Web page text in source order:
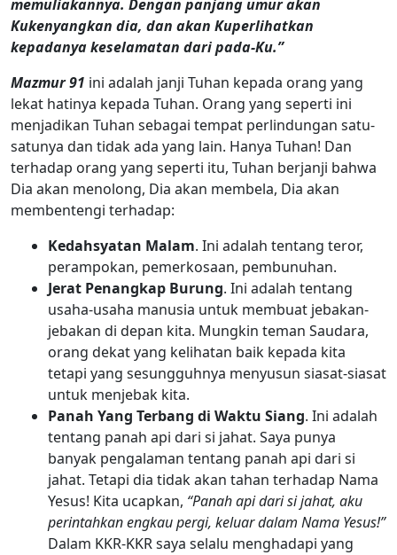
memuliakannya. Dengan panjang umur akan
Kukenyangkan dia, dan akan Kuperlihatkan
kepadanya keselamatan dari pada-Ku.”
Mazmur 91 ini adalah janji Tuhan kepada orang yang
lekat hatinya kepada Tuhan. Orang yang seperti ini
menjadikan Tuhan sebagai tempat perlindungan satu-
satunya dan tidak ada yang lain. Hanya Tuhan! Dan
terhadap orang yang seperti itu, Tuhan berjanji bahwa
Dia akan menolong, Dia akan membela, Dia akan
membentengi terhadap:
Kedahsyatan Malam. Ini adalah tentang teror,
perampokan, pemerkosaan, pembunuhan.
Jerat Penangkap Burung. Ini adalah tentang
usaha-usaha manusia untuk membuat jebakan-
jebakan di depan kita. Mungkin teman Saudara,
orang dekat yang kelihatan baik kepada kita
tetapi yang sesungguhnya menyusun siasat-siasat
untuk menjebak kita.
Panah Yang Terbang di Waktu Siang. Ini adalah
tentang panah api dari si jahat. Saya punya
banyak pengalaman tentang panah api dari si
jahat. Tetapi dia tidak akan tahan terhadap Nama
Yesus! Kita ucapkan, “Panah api dari si jahat, aku
perintahkan engkau pergi, keluar dalam Nama Yesus!”
Dalam KKR-KKR saya selalu menghadapi yang